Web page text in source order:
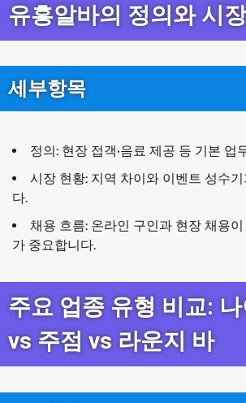
유흥알바의 정의와 시
세부항목
정의: 현장 접객·음료 제공 등 기본 업
시장 현황: 지역 차이와 이벤트 성수
다.
채용 흐름: 온라인 구인과 현장 채용이
가 중요합니다.
주요 업종 유형 비교: 나
vs 주점 vs 라운지 바